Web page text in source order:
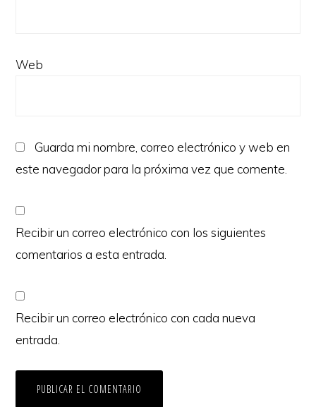
Web
Guarda mi nombre, correo electrónico y web en
este navegador para la próxima vez que comente.
Recibir un correo electrónico con los siguientes
comentarios a esta entrada.
Recibir un correo electrónico con cada nueva
entrada.